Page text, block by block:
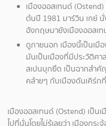
เมืองออสเทนด์ (Ostend)
ต้นปี 1981 มาร์วิน เกย์ นั่
อังกฤษมายังเมืองออสเ
ดูภายนอก เมืองนี้เป็นเมือ
มันเป็นเมืองที่มีประวัติศ
สเปนบุกยึด เป็นฉากสำคั
คล้ายๆ กับเมืองดันเคิร์ก
เมืองออสเทนด์ (Ostend) เป็น
ไปที่นั่นโดยไม่รู้เลยว่า เมืองก